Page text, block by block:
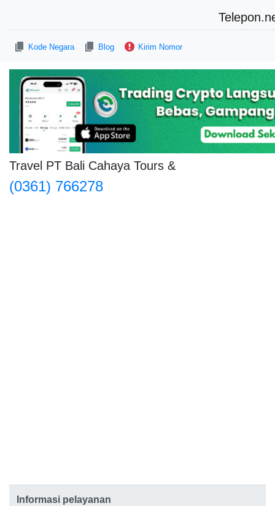
Kode Negara Blog Kirim Nomor
Travel PT Bali Cahaya Tours &
(0361) 766278
Informasi pelayanan